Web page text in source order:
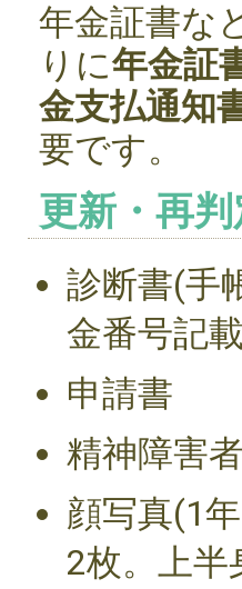
年金証書な
りに年金証
金支払通知
要です。
更新・再
診断書(手
金番号記
申請書
精神障害
顔写真(1
2枚。上半